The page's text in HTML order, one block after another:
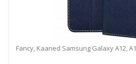
Fancy, Kaaned Samsung Galaxy A12,